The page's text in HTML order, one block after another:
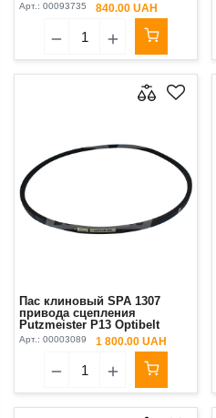
Арт.: 00093735 840.00 UAH
Пас клиновый SPA 1307
привода сцепления
Putzmeister Р13 Optibelt
Арт.: 00003089 1 800.00 UAH